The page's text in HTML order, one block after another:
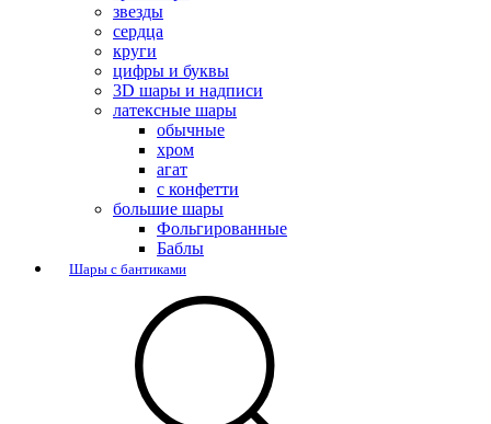
звезды
сердца
круги
цифры и буквы
3D шары и надписи
латексные шары
обычные
хром
агат
с конфетти
большие шары
Фольгированные
Баблы
Шары с бантиками